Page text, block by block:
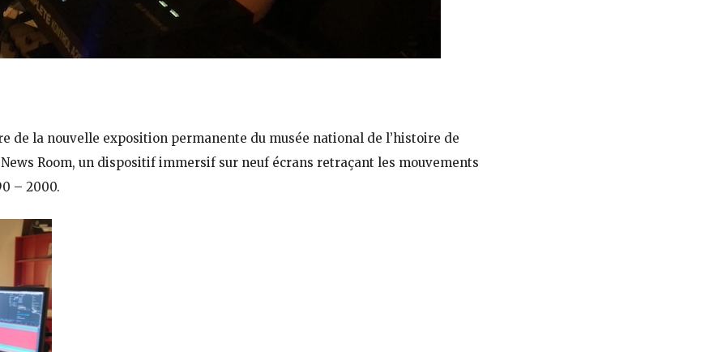
de la nouvelle exposition permanente du musée national de l’histoire de
Room, un dispositif immersif sur neuf écrans retraçant les mouvements
– 2000.